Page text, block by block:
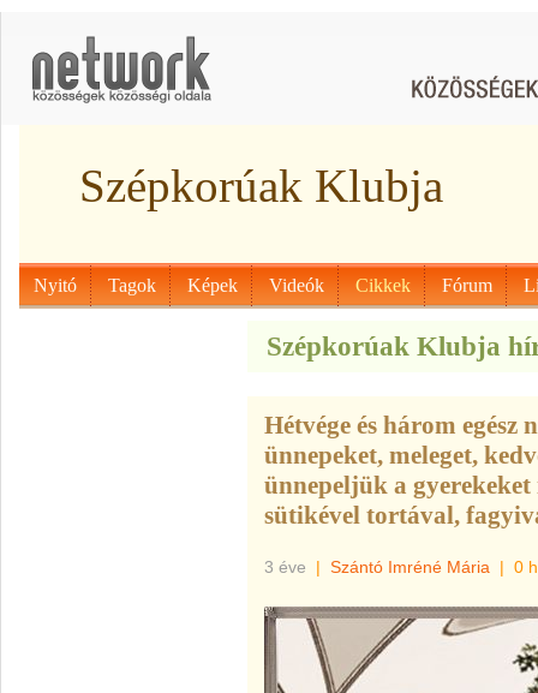
Szépkorúak Klubja
Nyitó Tagok Képek Videók Cikkek Fórum
Szépkorúak Klubja
Hétvége és három egész
ünnepeket, meleget,
ünnepeljük a gyerekeket
sütikével tortával,
3 éve | Szántó Imréné Mária | 0